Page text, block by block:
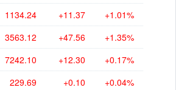
1134.24 +11.37 +1.01%
3563.12 +47.56 +1.35%
7242.10 +12.30 +0.17%
229.69 +0.10 +0.04%